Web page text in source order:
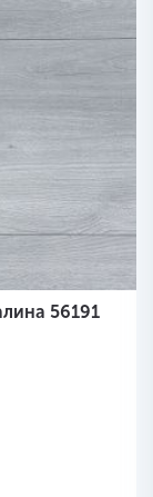
56191